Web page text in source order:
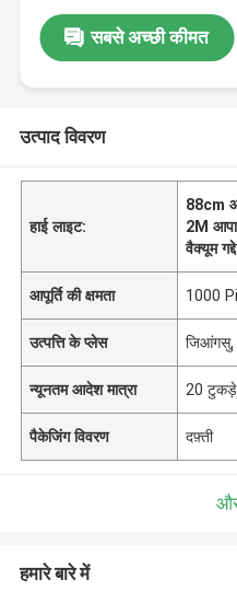
सबसे अच्छी कीमत
उत्पाद विवरण
हाई लाइट:
88cm
2M
वैक्यूम
आपूर्ति की क्षमता 1000
उत्पत्ति के प्लेस जिआंगसु,
न्यूनतम आदेश मात्रा 20 टुकड़े
पैकेजिंग विवरण दफ़्ती
हमारे बारे में